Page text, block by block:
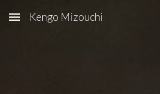
Skip to main content
Kengo Mizouchi